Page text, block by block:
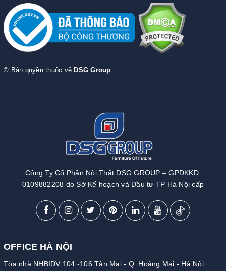
© Bản quyền thuộc về DSG Group
Công Ty Cổ Phần Nội Thất DSG GROUP – GPDKKD:
0109882208 do Sở Kế hoạch và Đầu tư TP Hà Nội cấp
OFFICE HÀ NỘI
Tòa nhà NHBIDV 104 -106 Tân Mai - Q. Hoàng Mai - Hà Nội